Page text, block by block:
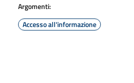
Argomenti:
Accesso all'informazione